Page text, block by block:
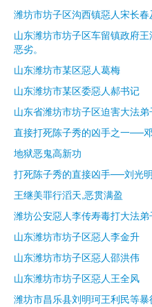
潍坊市坊子区沟西镇惡人宋长春
山东潍坊市坊子区车留镇政府
恶劣。
山东潍坊市某区惡人葛梅
山东潍坊市某区委惡人郝书记
山东省潍坊市坊子区迫害大法
直接打死陈子秀的凶手之一──
地狱恶鬼高新功
打死陈子秀的直接凶手──刘光明
王继美罪行滔天,恶贯满盈
潍坊公安惡人李传寿毒打大法弟
山东潍坊市坊子区惡人李金升
山东潍坊市坊子区惡人邵洪伟
山东潍坊市坊子区惡人王全风
潍坊市昌乐县刘明珂王利民等